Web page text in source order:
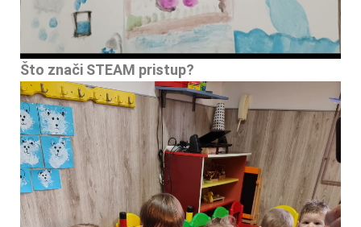
Što znači STEAM pristup?